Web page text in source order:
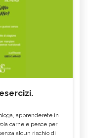
INFANTILE: TECNICA,
E CONTROINDICAZIONI
NEUROMUSCOLARE:
E CONTROINDICAZIONI
TECNICA, BENEFICI E
FACCIALE: TECNICA,
E CONTROINDICAZIONI
TUTTE LE PROPRIETÀ E
apprenderete in
carne e pesce per
alcun rischio di